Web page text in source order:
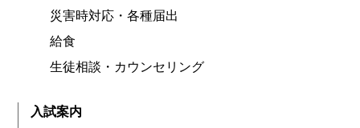
災害時対応・各種届出
給食
生徒相談・カウンセリング
入試案内